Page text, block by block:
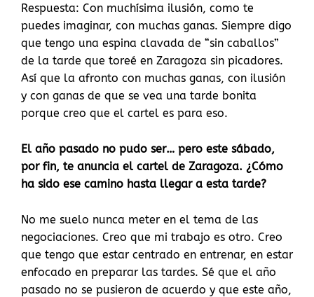
Respuesta: Con muchísima ilusión, como te
puedes imaginar, con muchas ganas. Siempre digo
que tengo una espina clavada de “sin caballos”
de la tarde que toreé en Zaragoza sin picadores.
Así que la afronto con muchas ganas, con ilusión
y con ganas de que se vea una tarde bonita
porque creo que el cartel es para eso.
El año pasado no pudo ser… pero este sábado,
por fin, te anuncia el cartel de Zaragoza. ¿Cómo
ha sido ese camino hasta llegar a esta tarde?
No me suelo nunca meter en el tema de las
negociaciones. Creo que mi trabajo es otro. Creo
que tengo que estar centrado en entrenar, en estar
enfocado en preparar las tardes. Sé que el año
pasado no se pusieron de acuerdo y que este año,